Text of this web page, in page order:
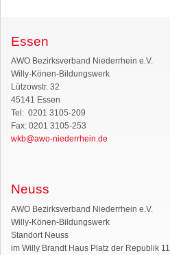
Essen
AWO Bezirksverband Niederrhein e.V.
Willy-Könen-Bildungswerk
Lützowstr. 32
45141 Essen
Tel: 0201 3105-209
Fax: 0201 3105-253
wkb@awo-niederrhein.de
Neuss
AWO Bezirksverband Niederrhein e.V.
Willy-Könen-Bildungswerk
Standort Neuss
im Willy Brandt Haus Platz der Republik 11